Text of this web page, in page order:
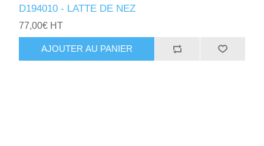
D194010 - LATTE DE NEZ
77,00€ HT
AJOUTER AU PANIER